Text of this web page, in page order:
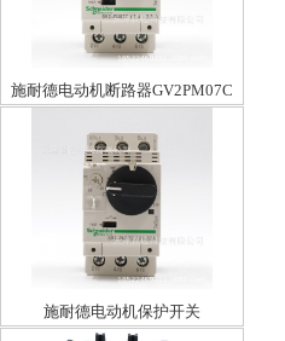
施耐德电动机断路器GV2PM07C
施耐德电动机保护开关